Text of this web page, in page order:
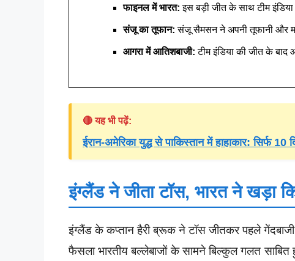
फाइनल में भारत: इस बड़ी जीत के साथ टीम
संजू का तूफान: संजू सैमसन ने अपनी तूफानी और
आगरा में आतिशबाजी: टीम इंडिया की जीत के
🔴 यह भी पढ़ें:
ईरान-अमेरिका युद्ध से पाकिस्तान में हाहाकार: सिर्फ
इंग्लैंड ने जीता टॉस, भारत ने खड़ा
इंग्लैंड के कप्तान हैरी ब्रूक ने टॉस जीतकर पहले
फैसला भारतीय बल्लेबाजों के सामने बिल्कुल गलत